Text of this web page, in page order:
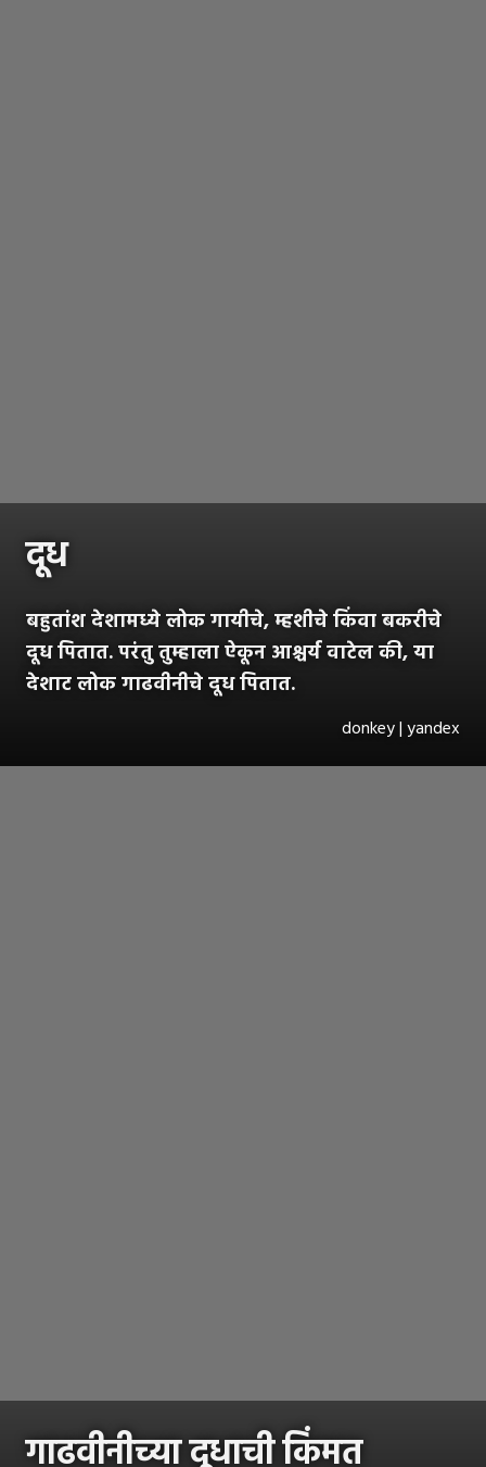
दूध
बहुतांश देशामध्ये लोक गायीचे, म्हशीचे किंवा बकरीचे
दूध पितात. परंतु तुम्हाला ऐकून आश्चर्य वाटेल की, या
देशाट लोक गाढवीनीचे दूध पितात.
donkey | yandex
गाढवीनीच्या दूधाची किंमत